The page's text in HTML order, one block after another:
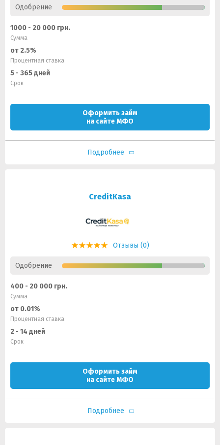
Одобрение
1000 - 20 000 грн.
Сумма
от 2.5%
Процентная ставка
5 - 365 дней
Срок
Оформить займ
на сайте МФО
Подробнее
CreditKasa
Отзывы (0)
Одобрение
400 - 20 000 грн.
Сумма
от 0.01%
Процентная ставка
2 - 14 дней
Срок
Оформить займ
на сайте МФО
Подробнее